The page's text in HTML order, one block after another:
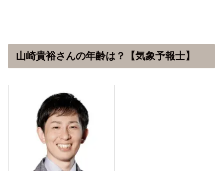
山崎貴裕さんの年齢は？【気象予報士】